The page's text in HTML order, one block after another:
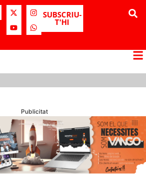
SUBSCRIU-
T'HI
Publicitat